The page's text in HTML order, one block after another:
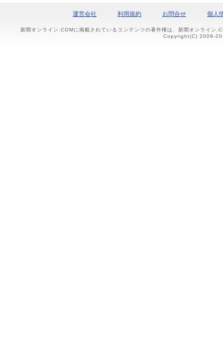
運営会社 利用規約 お問合せ 個人
新聞オンライン.COMに掲載されているコンテンツの著作権は、新聞オンライン
Copyright(C) 2009-